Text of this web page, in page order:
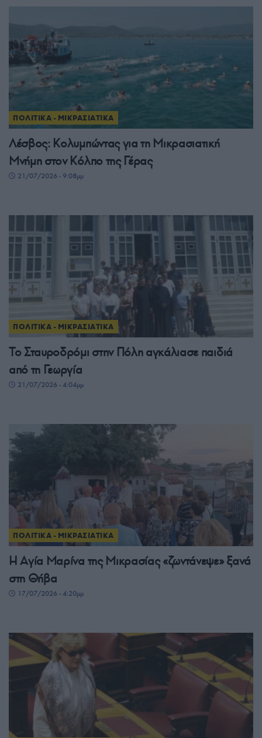
ΠΟΛΙΤΙΚΑ - ΜΙΚΡΑΣΙΑΤΙΚΑ
Λέσβος: Κολυμπώντας για τη Μικρασιατική
Μνήμη στον Κόλπο της Γέρας
21/07/2026 - 9:08μμ
ΠΟΛΙΤΙΚΑ - ΜΙΚΡΑΣΙΑΤΙΚΑ
Το Σταυροδρόμι στην Πόλη αγκάλιασε παιδιά
από τη Γεωργία
21/07/2026 - 4:04μμ
ΠΟΛΙΤΙΚΑ - ΜΙΚΡΑΣΙΑΤΙΚΑ
Η Αγία Μαρίνα της Μικρασίας «ζωντάνεψε» ξανά
στη Θήβα
17/07/2026 - 4:20μμ